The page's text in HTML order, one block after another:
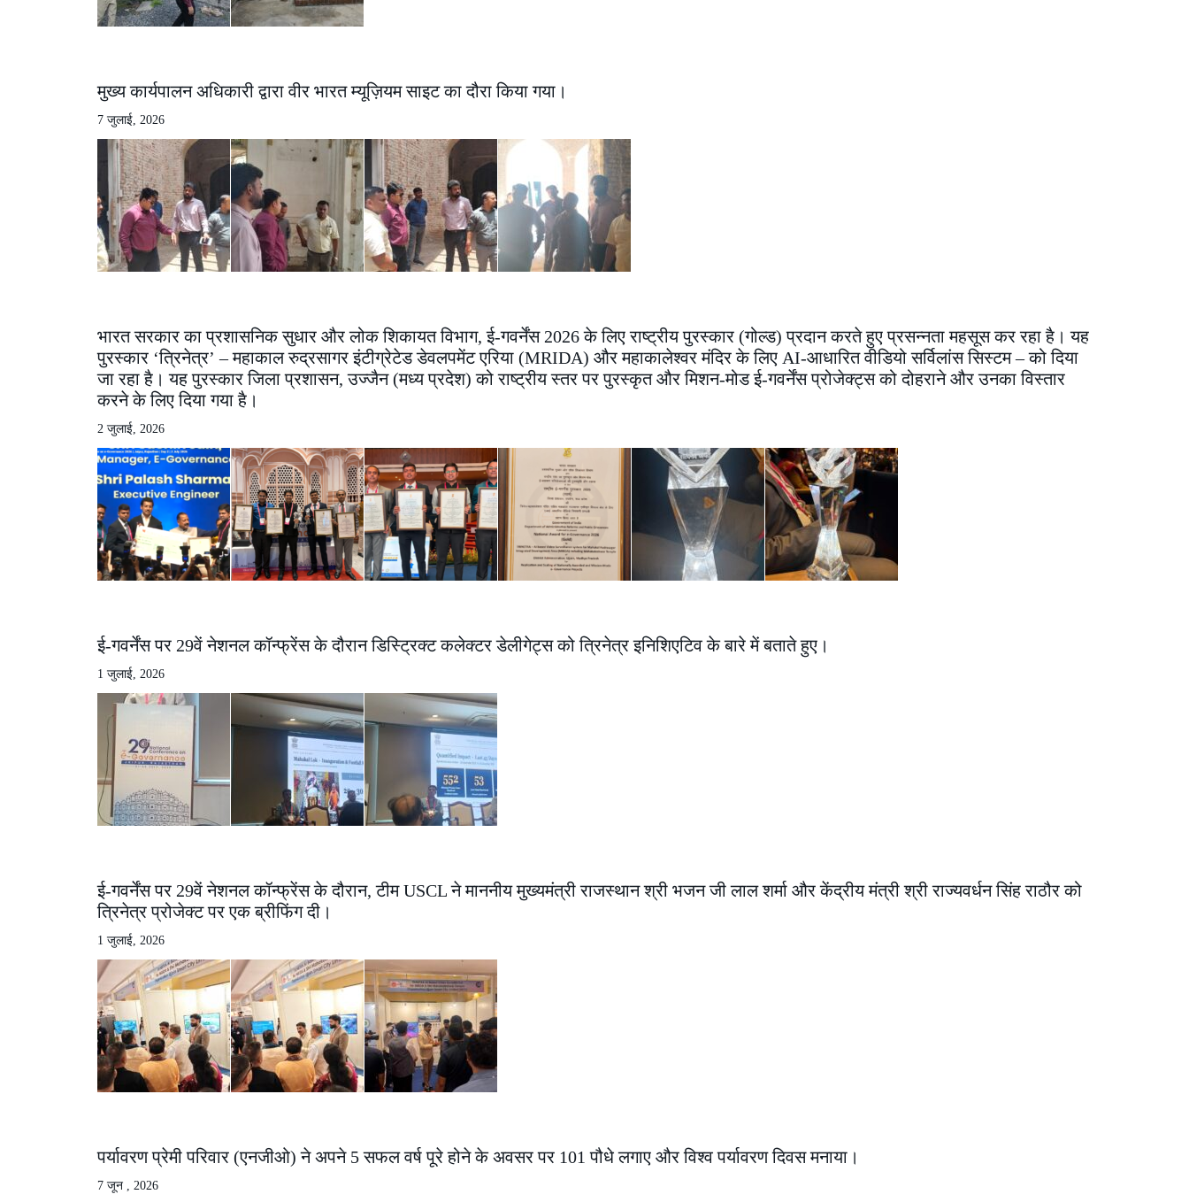
मुख्य कार्यपालन अधिकारी द्वारा वीर भारत म्यूज़ियम साइट का दौरा किया गया।
7 जुलाई, 2026
भारत सरकार का प्रशासनिक सुधार और लोक शिकायत विभाग, ई-गवर्नेंस 2026 के लिए राष्ट्रीय पुरस्कार (गोल्ड) प्रदान करते हुए प्रसन्नता महसूस कर रहा है। यह
पुरस्कार ‘त्रिनेत्र’ – महाकाल रुद्रसागर इंटीग्रेटेड डेवलपमेंट एरिया (MRIDA) और महाकालेश्वर मंदिर के लिए AI-आधारित वीडियो सर्विलांस सिस्टम – को दिया
जा रहा है। यह पुरस्कार जिला प्रशासन, उज्जैन (मध्य प्रदेश) को राष्ट्रीय स्तर पर पुरस्कृत और मिशन-मोड ई-गवर्नेंस प्रोजेक्ट्स को दोहराने और उनका विस्तार
करने के लिए दिया गया है।
2 जुलाई, 2026
ई-गवर्नेंस पर 29वें नेशनल कॉन्फ्रेंस के दौरान डिस्ट्रिक्ट कलेक्टर डेलीगेट्स को त्रिनेत्र इनिशिएटिव के बारे में बताते हुए।
1 जुलाई, 2026
ई-गवर्नेंस पर 29वें नेशनल कॉन्फ्रेंस के दौरान, टीम USCL ने माननीय मुख्यमंत्री राजस्थान श्री भजन जी लाल शर्मा और केंद्रीय मंत्री श्री राज्यवर्धन सिंह राठौर को
त्रिनेत्र प्रोजेक्ट पर एक ब्रीफिंग दी।
1 जुलाई, 2026
पर्यावरण प्रेमी परिवार (एनजीओ) ने अपने 5 सफल वर्ष पूरे होने के अवसर पर 101 पौधे लगाए और विश्व पर्यावरण दिवस मनाया।
7 जून , 2026